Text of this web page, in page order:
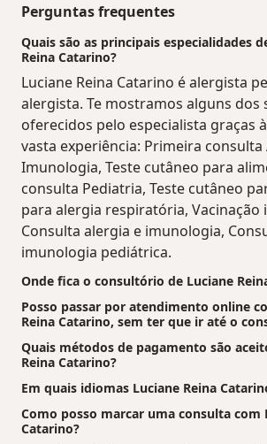
Perguntas frequentes
Quais são as principais especialidades
Reina Catarino?
Luciane Reina Catarino é alergista
alergista. Te mostramos alguns dos
oferecidos pelo especialista graças
vasta experiência: Primeira consulta
Imunologia, Teste cutâneo para
consulta Pediatria, Teste cutâneo
para alergia respiratória, Vacinação
Consulta alergia e imunologia,
imunologia pediátrica.
Onde fica o consultório de Luciane
Posso passar por atendimento online
Reina Catarino, sem ter que ir até o
Quais métodos de pagamento são
Reina Catarino?
Em quais idiomas Luciane Reina
Como posso marcar uma consulta com
Catarino?